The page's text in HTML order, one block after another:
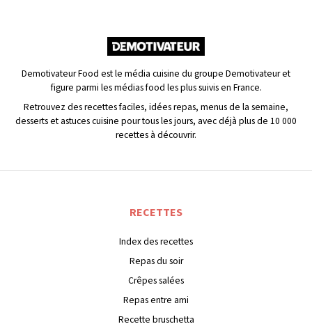
Demotivateur Food est le média cuisine du groupe Demotivateur et
figure parmi les médias food les plus suivis en France.
Retrouvez des recettes faciles, idées repas, menus de la semaine,
desserts et astuces cuisine pour tous les jours, avec déjà plus de 10 000
recettes à découvrir.
RECETTES
Index des recettes
Repas du soir
Crêpes salées
Repas entre ami
Recette bruschetta